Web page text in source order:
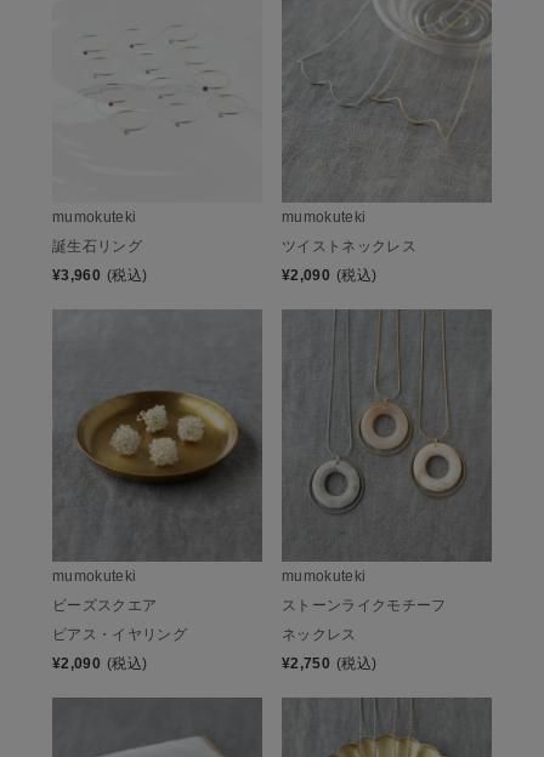
mumokuteki
誕生石リング
¥3,960 (税込)
mumokuteki
ツイストネックレス
¥2,090 (税込)
mumokuteki
ビーズスクエア
ピアス・イヤリング
¥2,090 (税込)
mumokuteki
ストーンライクモチーフ
ネックレス
¥2,750 (税込)